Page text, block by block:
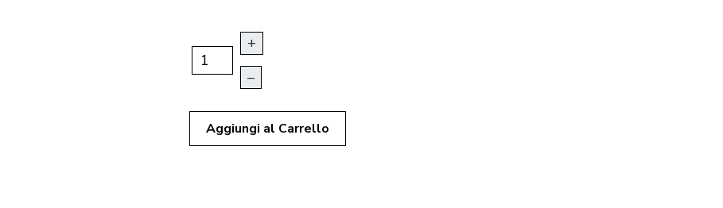
+
–
Aggiungi al Carrello